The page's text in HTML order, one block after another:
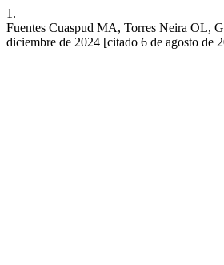
1.
Fuentes Cuaspud MA, Torres Neira OL,
diciembre de 2024 [citado 6 de agosto de